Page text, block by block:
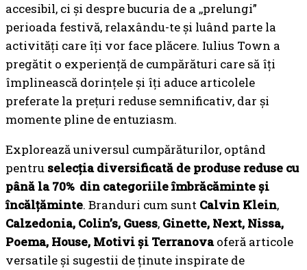
accesibil, ci și despre bucuria de a ,,prelungi”
perioada festivă, relaxându-te și luând parte la
activități care îți vor face plăcere. Iulius Town a
pregătit o experiență de cumpărături care să îți
împlinească dorințele și îți aduce articolele
preferate la prețuri reduse semnificativ, dar și
momente pline de entuziasm.
Explorează universul cumpărăturilor, optând
pentru selecția diversificată de produse reduse cu
până la 70% din categoriile îmbrăcăminte și
încălțăminte. Branduri cum sunt Calvin Klein,
Calzedonia, Colin’s, Guess, Ginette, Next, Nissa,
Poema, House, Motivi și Terranovaoferă articole
versatile și sugestii de ținute inspirate de